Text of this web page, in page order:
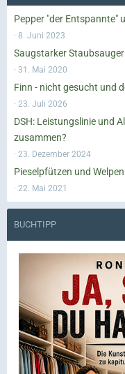
Pepper "der Entspannte"
8. Juni 2023
Saugstarker
31. Mai 2020
Finn - nicht gesucht und
23. Juli 2026
DSH: Leistungslinie und
zusammen?
23. Dezember 2024
Pieselpfützen und
22. Mai 2021
BUCHTIPP